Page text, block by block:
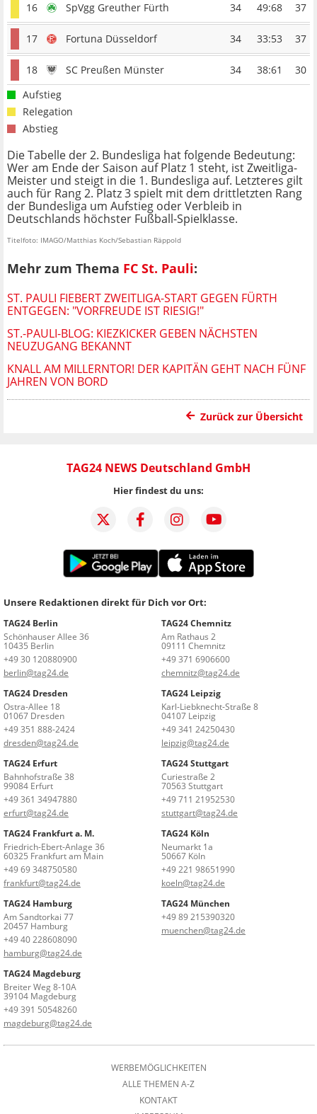
16 SpVgg Greuther Fürth 34 49:68 37
17 Fortuna Düsseldorf 34 33:53 37
18 SC Preußen Münster 34 38:61
30
Aufstieg
Relegation
Abstieg
Die Tabelle der 2. Bundesliga hat folgende Bedeutung:
Wer am Ende der Saison auf Platz 1 steht, ist Zweitliga-
Meister und steigt in die 1. Bundesliga auf. Letzteres gilt
auch für Rang 2. Platz 3 spielt mit dem drittletzten Rang
der Bundesliga um Aufstieg oder Verbleib in
Deutschlands höchster Fußball-Spielklasse.
Titelfoto: IMAGO/Matthias Koch/Sebastian Räppold
Mehr zum Thema FC St. Pauli:
ST. PAULI FIEBERT ZWEITLIGA-START GEGEN FÜRTH
ENTGEGEN: "VORFREUDE IST RIESIG!"
ST.-PAULI-BLOG: KIEZKICKER GEBEN NÄCHSTEN
NEUZUGANG BEKANNT
KNALL AM MILLERNTOR! DER KAPITÄN GEHT NACH FÜNF
JAHREN VON BORD
Zurück zur Übersicht
TAG24 NEWS Deutschland GmbH
Hier findest du uns:
Unsere Redaktionen direkt für Dich vor Ort:
TAG24 Berlin
Schönhauser Allee 36
10435 Berlin
+49 30 120880900
berlin@tag24.de
TAG24 Chemnitz
Am Rathaus 2
09111 Chemnitz
+49 371 6906600
chemnitz@tag24.de
TAG24 Dresden
Ostra-Allee 18
01067 Dresden
+49 351 888-2424
dresden@tag24.de
TAG24 Leipzig
Karl-Liebknecht-Straße 8
04107 Leipzig
+49 341 24250430
leipzig@tag24.de
TAG24 Erfurt
Bahnhofstraße 38
99084 Erfurt
+49 361 34947880
erfurt@tag24.de
TAG24 Stuttgart
Curiestraße 2
70563 Stuttgart
+49 711 21952530
stuttgart@tag24.de
TAG24 Frankfurt a. M.
Friedrich-Ebert-Anlage 36
60325 Frankfurt am Main
+49 69 348750580
frankfurt@tag24.de
TAG24 Köln
Neumarkt 1a
50667 Köln
+49 221 98651990
koeln@tag24.de
TAG24 Hamburg
Am Sandtorkai 77
20457 Hamburg
+49 40 228608090
hamburg@tag24.de
TAG24 München
+49 89 215390320
muenchen@tag24.de
TAG24 Magdeburg
Breiter Weg 8-10A
39104 Magdeburg
+49 391 50548260
magdeburg@tag24.de
WERBEMÖGLICHKEITEN
ALLE THEMEN A-Z
KONTAKT